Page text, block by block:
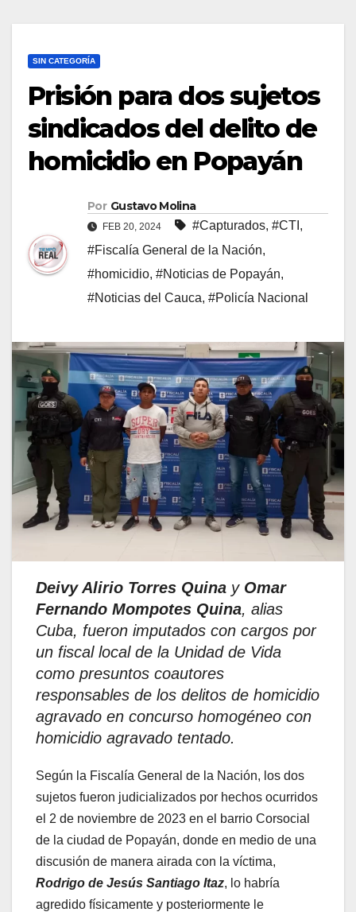
SIN CATEGORÍA
Prisión para dos sujetos
sindicados del delito de
homicidio en Popayán
Por Gustavo Molina
FEB 20, 2024 #Capturados, #CTI ,
#Fiscalía General de la Nación,
#homicidio, #Noticias de Popayán,
#Noticias del Cauca, #Policía Nacional
Deivy Alirio Torres Quina y Omar
Fernando Mompotes Quina, alias
Cuba, fueron imputados con cargos por
un fiscal local de la Unidad de Vida
como presuntos coautores
responsables de los delitos de homicidio
agravado en concurso homogéneo con
homicidio agravado tentado.
Según la Fiscalía General de la Nación, los dos
sujetos fueron judicializados por hechos ocurridos
el 2 de noviembre de 2023 en el barrio Corsocial
de la ciudad de Popayán, donde en medio de una
discusión de manera airada con la víctima,
Rodrigo de Jesús Santiago Itaz, lo habría
agredido físicamente y posteriormente le